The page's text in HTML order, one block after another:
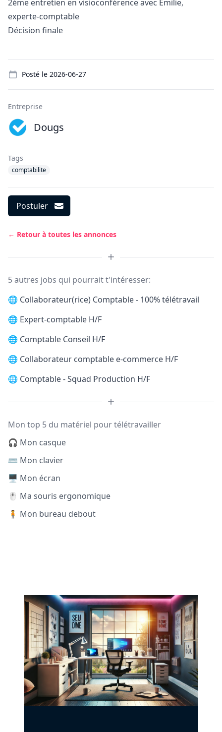
2ème entretien en visioconférence avec Emilie,
experte-comptable
Décision finale
Posté le 2026-06-27
Entreprise
Dougs
Tags
comptabilite
Postuler
← Retour à toutes les annonces
5 autres jobs qui pourrait t'intéresser:
🌐 Collaborateur(rice) Comptable - 100% télétravail
🌐 Expert-comptable H/F
🌐 Comptable Conseil H/F
🌐 Collaborateur comptable e-commerce H/F
🌐 Comptable - Squad Production H/F
Mon top 5 du matériel pour télétravailler
🎧 Mon casque
⌨️ Mon clavier
🖥️ Mon écran
🖱️ Ma souris ergonomique
🧍 Mon bureau debout